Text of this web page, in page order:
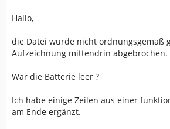
Hallo,
die Datei wurde nicht ordnungsgemäß
Aufzeichnung mittendrin abgebrochen.
War die Batterie leer ?
Ich habe einige Zeilen aus einer
am Ende ergänzt.